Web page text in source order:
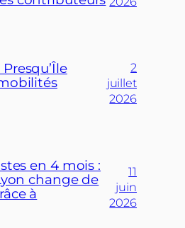
2
juillet
2026
en 4 mois :
change de
à
11
juin
2026